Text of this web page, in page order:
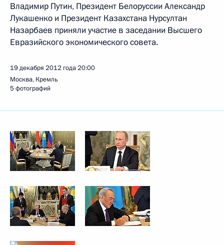
Владимир Путин, Президент Белоруссии Александр
Лукашенко и Президент Казахстана Нурсултан
Назарбаев приняли участие в заседании Высшего
Евразийского экономического совета.
19 декабря 2012 года20:00
Москва, Кремль
5 фотографий